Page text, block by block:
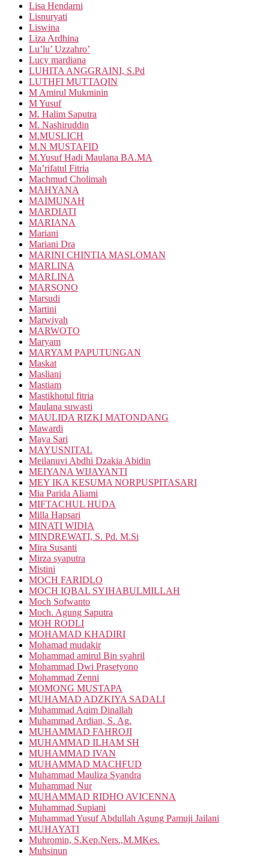
Lisa Hendarni
Lisnuryati
Liswina
Liza Ardhina
Lu’lu’ Uzzahro’
Lucy mardiana
LUHITA ANGGRAINI, S.Pd
LUTHFI MUTTAQIN
M Amirul Mukminin
M Yusuf
M. Halim Saputra
M. Nashiruddin
M.MUSLICH
M.N MUSTAFID
M.Yusuf Hadi Maulana BA.MA
Ma’rifatul Fitria
Machmud Cholimah
MAHYANA
MAIMUNAH
MARDIATI
MARIANA
Mariani
Mariani Dra
MARINI CHINTIA MASLOMAN
MARLINA
MARLINA
MARSONO
Marsudi
Martini
Marwiyah
MARWOTO
Maryam
MARYAM PAPUTUNGAN
Maskat
Masliani
Mastiam
Mastikhotul fitria
Maulana suwasti
MAULIDA RIZKI MATONDANG
Mawardi
Maya Sari
MAYUSNITAL
Meilanuvi Abdhi Dzakia Abidin
MEIYANA WIJAYANTI
MEY IKA KESUMA NORPUSPITASARI
Mia Parida Aliami
MIFTACHUL HUDA
Milla Hapsari
MINATI WIDIA
MINDREWATI, S. Pd. M.Si
Mira Susanti
Mirza syaputra
Mistini
MOCH FARIDLO
MOCH IQBAL SYIHABULMILLAH
Moch Sofwanto
Moch. Agung Saputra
MOH RODLI
MOHAMAD KHADIRI
Mohamad mudakir
Mohammad amirul Bin syahril
Mohammad Dwi Prasetyono
Mohammad Zenni
MOMONG MUSTAPA
MUHAMAD ADZKIYA SADALI
Muhammad Aqim Dinallah
Muhammad Ardian, S. Ag.
MUHAMMAD FAHROJI
MUHAMMAD ILHAM SH
MUHAMMAD IVAN
MUHAMMAD MACHFUD
Muhammad Mauliza Syandra
Muhammad Nur
MUHAMMAD RIDHO AVICENNA
Muhammad Supiani
Muhammad Yusuf Abdullah Agung Pamuji Jailani
MUHAYATI
Muhromin, S.Kep.Ners.,M.MKes.
Muhsinun